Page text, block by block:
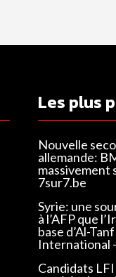
Les plus
Nouvelle
allemande:
massivement
7sur7.be
Syrie: une
à l’AFP que
base d’Al-
International
Candidats